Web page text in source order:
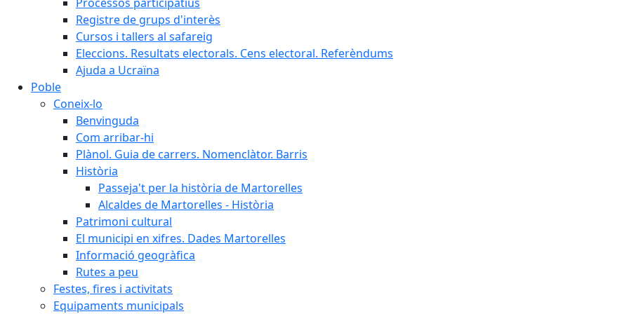
Registre de grups d'interès
Cursos i tallers al safareig
Eleccions. Resultats electorals. Cens electoral. Referèndums
Ajuda a Ucraïna
Poble
Coneix-lo
Benvinguda
Com arribar-hi
Plànol. Guia de carrers. Nomenclàtor. Barris
Història
Passeja't per la història de Martorelles
Alcaldes de Martorelles - Història
Patrimoni cultural
El municipi en xifres. Dades Martorelles
Informació geogràfica
Rutes a peu
Festes, fires i activitats
Equipaments municipals